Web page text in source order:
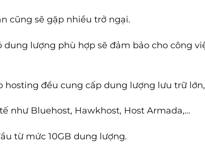
cũng sẽ gặp nhiều trở ngại.
dung lượng phù hợp sẽ đảm bảo cho công
hosting đều cung cấp dung lượng lưu trữ
như Bluehost, Hawkhost, Host Armada,…
từ mức 10GB dung lượng.